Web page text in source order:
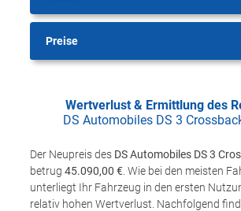
Preise
Wertverlust & Ermittlung des
DS Automobiles DS 3
Der Neupreis des DS Automobiles DS 3
betrug 45.090,00 € . Wie bei den meisten
unterliegt Ihr Fahrzeug in den ersten
relativ hohen Wertverlust. Nachfolgend